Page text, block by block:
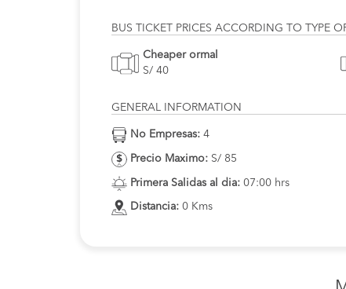
BUS TICKET PRICES ACCORDING TO TYPE OF
Cheaper ormal
S/ 40
GENERAL INFORMATION
No Empresas: 4
Precio Maximo: S/ 85
Primera Salidas al dia: 07:00 hrs
Distancia: 0 Kms